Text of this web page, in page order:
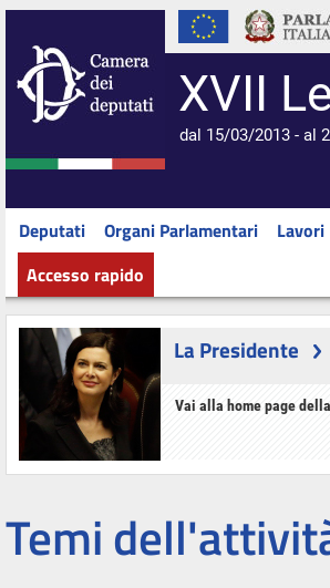
XVII
dal 15/03/2013 - al
Deputati Organi Parlamentari Lavori
Accesso rapido
La Presidente
Vai alla home page
Temi